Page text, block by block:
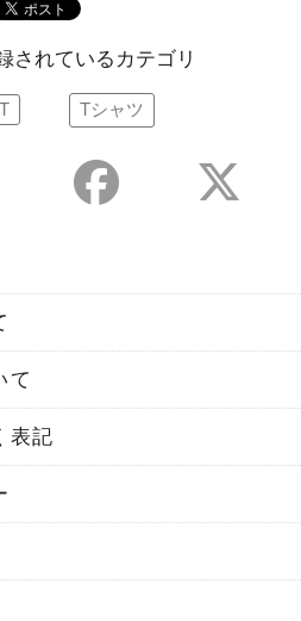
されているカテゴリ
Tシャツ
て
表記